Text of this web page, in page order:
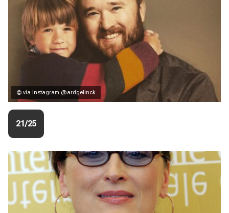
© vía instagram @ardgelinck
21/25